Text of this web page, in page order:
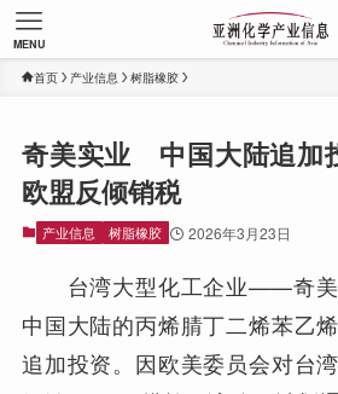
MENU
首页 产业信息 树脂橡胶
奇美实业 中国大陆追
欧盟反倾销税
产业信息 树脂橡胶 2026年3月23日
台湾大型化工企业——奇美
中国大陆的丙烯腈丁二烯苯乙
追加投资。因欧美委员会对台